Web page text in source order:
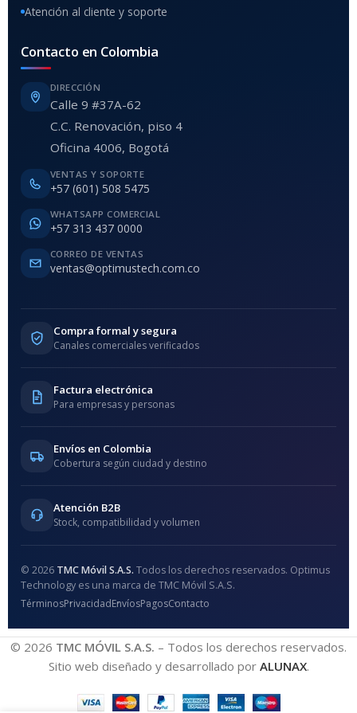
Atención al cliente y soporte
Contacto en Colombia
DIRECCIÓN
Calle 9 #37A-62
C.C. Renovación, piso 4
Oficina 4006, Bogotá
VENTAS Y SOPORTE
+57 (601) 508 5475
WHATSAPP COMERCIAL
+57 313 437 0000
CORREO DE VENTAS
ventas@optimustech.com.co
Compra formal y segura
Canales comerciales verificados
Factura electrónica
Para empresas y personas
Envíos en Colombia
Cobertura según ciudad y destino
Atención B2B
Stock, compatibilidad y volumen
© 2026 TMC Móvil S.A.S. Todos los derechos reservados. Optimus
Technology es una marca de TMC Móvil S.A.S.
TérminosPrivacidadEnvíosPagosContacto
© 2026 TMC MÓVIL S.A.S. – Todos los derechos reservados.
Sitio web diseñado y desarrollado por ALUNAX.